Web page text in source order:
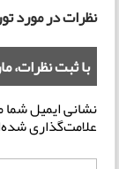
نظرات در مورد
با ثبت نظرات،
نشانی ایمیل
علامت‌گذاری